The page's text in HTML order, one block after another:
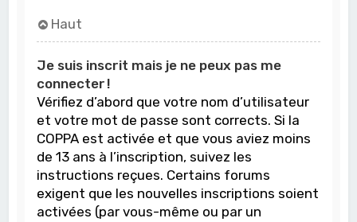
Haut
Je suis inscrit mais je ne peux pas me
connecter !
Vérifiez d’abord que votre nom d’utilisateur
et votre mot de passe sont corrects. Si la
COPPA est activée et que vous aviez moins
de 13 ans à l’inscription, suivez les
instructions reçues. Certains forums
exigent que les nouvelles inscriptions soient
activées (par vous-même ou par un